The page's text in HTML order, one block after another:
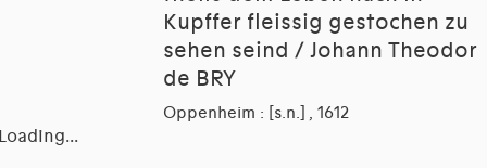
Kupffer fleissig gestochen zu
sehen seind / Johann Theodor
de BRY
Oppenheim : [s.n.] , 1612